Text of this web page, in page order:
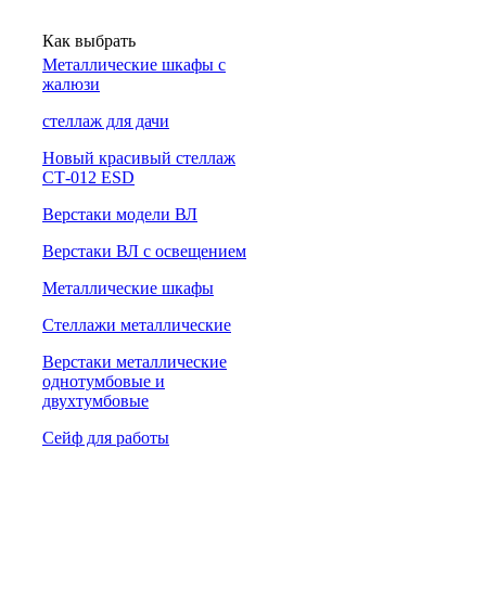
Как выбрать
Металлические шкафы с
жалюзи
cтеллаж для дачи
Новый красивый стеллаж
СТ-012 ESD
Верстаки модели ВЛ
Верстаки ВЛ с освещением
Металлические шкафы
Стеллажи металлические
Верстаки металлические
однотумбовые и
двухтумбовые
Сейф для работы